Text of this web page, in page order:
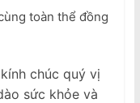
toàn thể đồng
chúc quý vị
sức khỏe và